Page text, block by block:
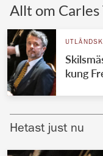
Allt om Carles
kung
Hetast just nu